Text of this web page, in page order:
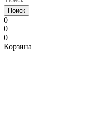
Поиск
0
0
0
Корзина